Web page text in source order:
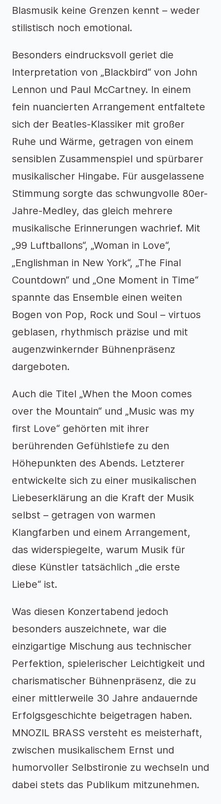
Blasmusik keine Grenzen kennt – weder
stilistisch noch emotional.
Besonders eindrucksvoll geriet die
Interpretation von „Blackbird“ von John
Lennon und Paul McCartney. In einem
fein nuancierten Arrangement entfaltete
sich der Beatles-Klassiker mit großer
Ruhe und Wärme, getragen von einem
sensiblen Zusammenspiel und spürbarer
musikalischer Hingabe. Für ausgelassene
Stimmung sorgte das schwungvolle 80er-
Jahre-Medley, das gleich mehrere
musikalische Erinnerungen wachrief. Mit
„99 Luftballons“, „Woman in Love“,
„Englishman in New York“, „The Final
Countdown“ und „One Moment in Time“
spannte das Ensemble einen weiten
Bogen von Pop, Rock und Soul – virtuos
geblasen, rhythmisch präzise und mit
augenzwinkernder Bühnenpräsenz
dargeboten.
Auch die Titel „When the Moon comes
over the Mountain“ und „Music was my
first Love“ gehörten mit ihrer
berührenden Gefühlstiefe zu den
Höhepunkten des Abends. Letzterer
entwickelte sich zu einer musikalischen
Liebeserklärung an die Kraft der Musik
selbst – getragen von warmen
Klangfarben und einem Arrangement,
das widerspiegelte, warum Musik für
diese Künstler tatsächlich „die erste
Liebe“ ist.
Was diesen Konzertabend jedoch
besonders auszeichnete, war die
einzigartige Mischung aus technischer
Perfektion, spielerischer Leichtigkeit und
charismatischer Bühnenpräsenz, die zu
einer mittlerweile 30 Jahre andauernde
Erfolgsgeschichte beigetragen haben.
MNOZIL BRASS versteht es meisterhaft,
zwischen musikalischem Ernst und
humorvoller Selbstironie zu wechseln und
dabei stets das Publikum mitzunehmen.